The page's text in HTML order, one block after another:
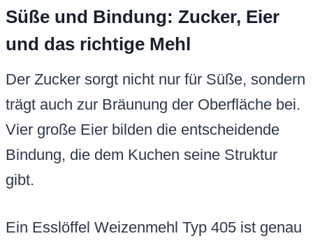
Süße und Bindung: Zucker, Eier
und das richtige Mehl
Der Zucker sorgt nicht nur für Süße, sondern
trägt auch zur Bräunung der Oberfläche bei.
Vier große Eier bilden die entscheidende
Bindung, die dem Kuchen seine Struktur
gibt.
Ein Esslöffel Weizenmehl Typ 405 ist genau